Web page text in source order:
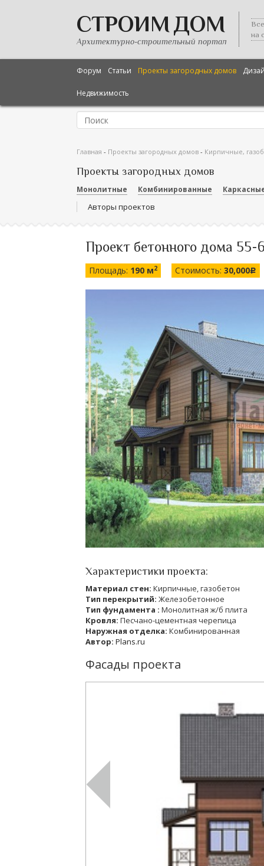
СТРОИМ ДОМ
Архитектурно-строительный портал
на
Форум Статьи Проекты загородных домов
Недвижимость
Главная - Проекты загородных домов - Кирпичные,
Проекты загородных домов
Монолитные Комбинированные
Авторы проектов
Проект бетонного дома 55-
Площадь: 190 м2 Стоимость: 30,000c
Характеристики проекта:
Материал стен: Кирпичные, газобетон
Тип перекрытий: Железобетонное
Тип фундамента : Монолитная ж/б плита
Кровля: Песчано-цементная черепица
Наружная отделка: Комбинированная
Автор: Plans.ru
Фасады проекта